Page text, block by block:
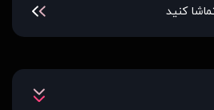
کنید